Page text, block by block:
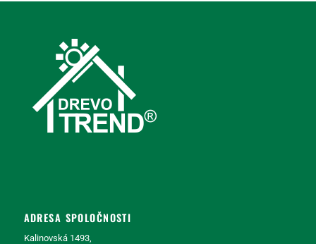
ADRESA SPOLOČNOSTI
Kalinovská 1493,